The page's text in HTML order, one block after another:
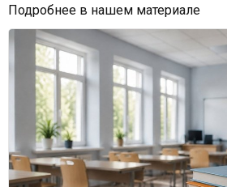
Подробнее в нашем материале